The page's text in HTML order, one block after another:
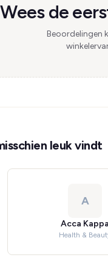
Wees de
Beoordelingen
leuk vindt
A
Acca Kappa
Health &